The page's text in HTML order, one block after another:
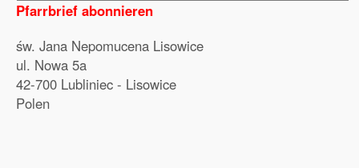
Pfarrbrief abonnieren
św. Jana Nepomucena Lisowice
ul. Nowa 5a
42-700 Lubliniec - Lisowice
Polen